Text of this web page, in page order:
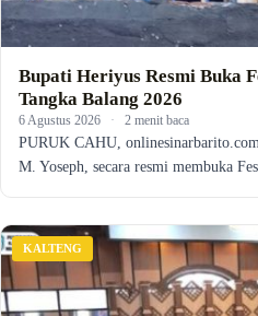
Bupati Heriyus Resmi Buka
Tangka Balang 2026
6 Agustus 2026 · 2 menit baca
PURUK CAHU,
M. Yoseph, secara resmi membuka
KALTENG